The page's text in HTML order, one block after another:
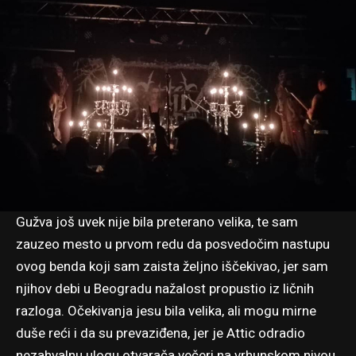
Gužva još uvek nije bila preterano velika, te sam
zauzeo mesto u prvom redu da posvedočim nastupu
ovog benda koji sam zaista željno iščekivao, jer sam
njihov debi u Beogradu nažalost propustio iz ličnih
razloga. Očekivanja jesu bila velika, ali mogu mirne
duše reći i da su prevaziđena, jer je Attic odradio